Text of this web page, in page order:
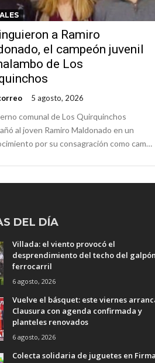
a Ramiro
el campeón juvenil
de Los
5 agosto, 2026
comunal de Los Quirquinchos
al joven Ramiro Maldonado en un
por su consagración como cam…
DEL DÍA
Villada: el viento provocó el
desprendimiento del techo del
ferrocarril
6 agosto, 2026
Vuelve el básquet: este viernes
Clausura con agenda confirmada y
planteles renovados
6 agosto, 2026
Colecta solidaria de juguetes en